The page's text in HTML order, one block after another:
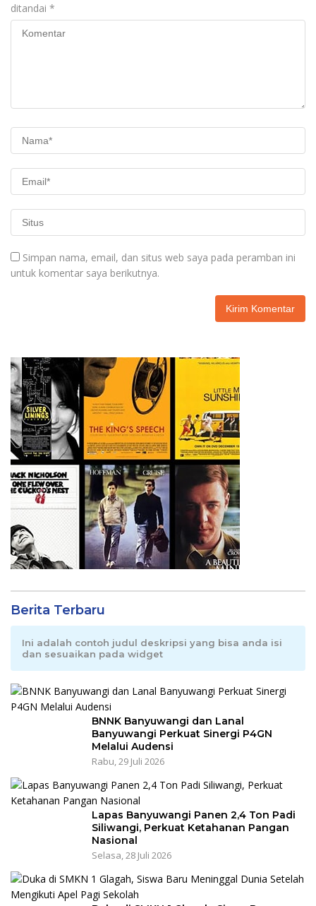
ditandai *
Simpan nama, email, dan situs web saya pada peramban ini
untuk komentar saya berikutnya.
Berita Terbaru
Ini adalah contoh judul deskripsi yang bisa anda isi
dan sesuaikan pada widget
BNNK Banyuwangi dan Lanal
Banyuwangi Perkuat Sinergi P4GN
Melalui Audensi
Rabu, 29 Juli 2026
Lapas Banyuwangi Panen 2,4 Ton Padi
Siliwangi, Perkuat Ketahanan Pangan
Nasional
Selasa, 28 Juli 2026